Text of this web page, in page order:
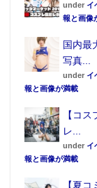
under イ
報と画像
国内最
写真...
under イ
報と画像が満載
【コ
レ...
under イ
報と画像が満載
【夏